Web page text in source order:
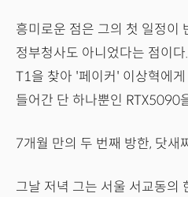
흥미로운 점은 그의 첫 일정이
정부청사도 아니었다는 점이
T1을 찾아 '페이커' 이상혁에게
들어간 단 하나뿐인 RTX5090
7개월 만의 두 번째 방한, 닷새
그날 저녁 그는 서울 서교동의